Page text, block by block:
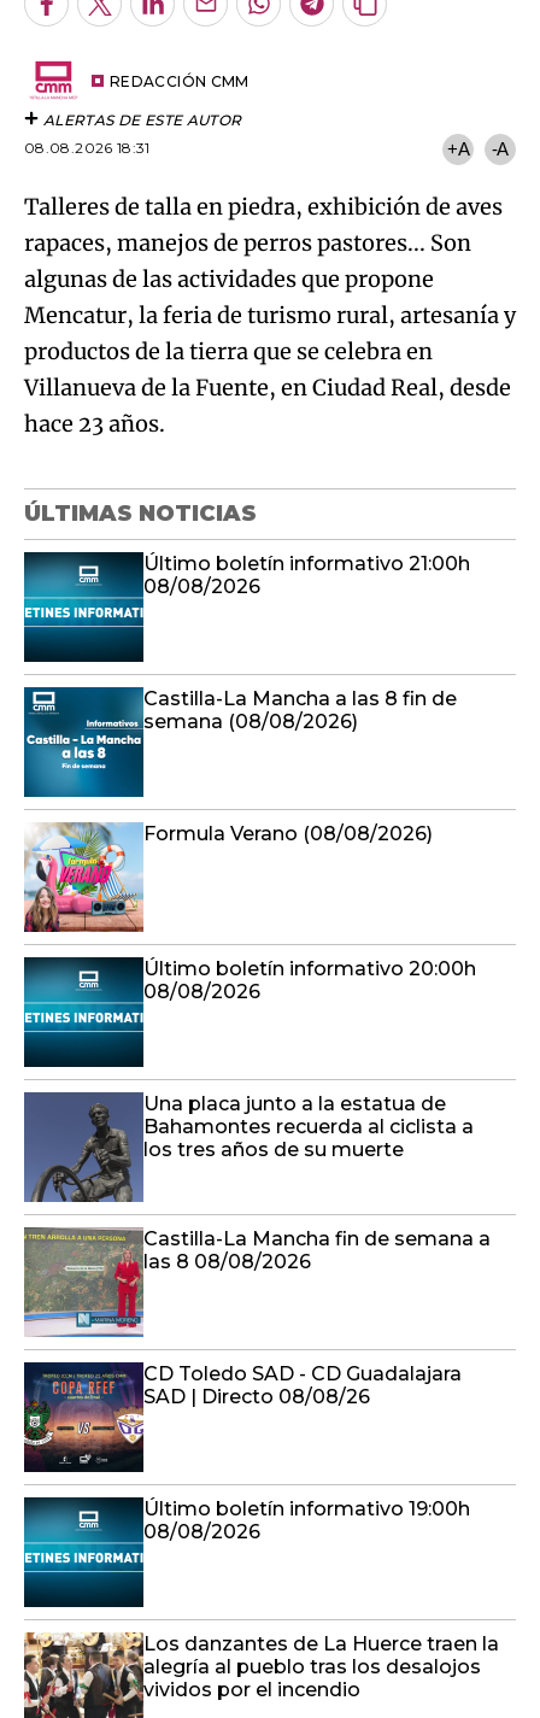
Facebook
TwitterLinkedInEnviarWhatsapp
Telegram
Copiar
REDACCIÓN CMM
ALERTAS DE ESTE AUTOR
08.08.2026 18:31
+A -A
Talleres de talla en piedra, exhibición de aves
rapaces, manejos de perros pastores... Son
algunas de las actividades que propone
Mencatur, la feria de turismo rural, artesanía y
productos de la tierra que se celebra en
Villanueva de la Fuente, en Ciudad Real, desde
hace 23 años.
ÚLTIMAS NOTICIAS
Último boletín informativo 21:00h
08/08/2026
Castilla-La Mancha a las 8 fin de
semana (08/08/2026)
Formula Verano (08/08/2026)
Último boletín informativo 20:00h
08/08/2026
Una placa junto a la estatua de
Bahamontes recuerda al ciclista a
los tres años de su muerte
Castilla-La Mancha fin de semana a
las 8 08/08/2026
CD Toledo SAD - CD Guadalajara
SAD | Directo 08/08/26
Último boletín informativo 19:00h
08/08/2026
Los danzantes de La Huerce traen la
alegría al pueblo tras los desalojos
vividos por el incendio